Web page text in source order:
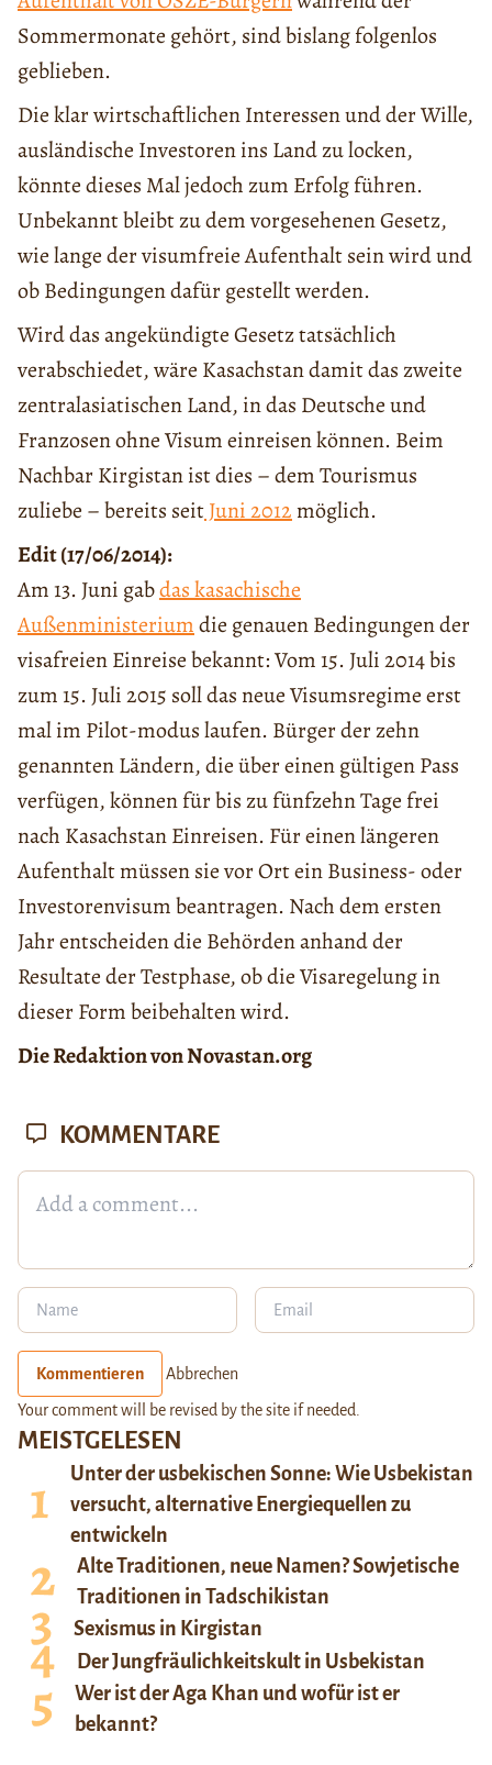
Sommermonate gehört, sind bislang folgenlos
geblieben.
Die klar wirtschaftlichen Interessen und der Wille,
ausländische Investoren ins Land zu locken,
könnte dieses Mal jedoch zum Erfolg führen.
Unbekannt bleibt zu dem vorgesehenen Gesetz,
wie lange der visumfreie Aufenthalt sein wird und
ob Bedingungen dafür gestellt werden.
Wird das angekündigte Gesetz tatsächlich
verabschiedet, wäre Kasachstan damit das zweite
zentralasiatischen Land, in das Deutsche und
Franzosen ohne Visum einreisen können. Beim
Nachbar Kirgistan ist dies – dem Tourismus
zuliebe – bereits seitJuni 2012möglich.
Edit (17/06/2014):
Am 13. Juni gabdas kasachische
Außenministeriumdie genauen Bedingungen der
visafreien Einreise bekannt: Vom 15. Juli 2014 bis
zum 15. Juli 2015 soll das neue Visumsregime erst
mal im Pilot-modus laufen. Bürger der zehn
genannten Ländern, die über einen gültigen Pass
verfügen, können für bis zu fünfzehn Tage frei
nach Kasachstan Einreisen. Für einen längeren
Aufenthalt müssen sie vor Ort ein Business- oder
Investorenvisum beantragen. Nach dem ersten
Jahr entscheiden die Behörden anhand der
Resultate der Testphase, ob die Visaregelung in
dieser Form beibehalten wird.
Die Redaktion von Novastan.org
MEISTGELESEN
Unter der usbekischen Sonne: Wie Usbekistan
versucht, alternative Energiequellen zu
entwickeln
Alte Traditionen, neue Namen? Sowjetische
Traditionen in Tadschikistan
Sexismus in Kirgistan
Der Jungfräulichkeitskult in Usbekistan
Wer ist der Aga Khan und wofür ist er
bekannt?
KOMMENTARE
Kommentieren Abbrechen
Your comment will be revised by the site if needed.